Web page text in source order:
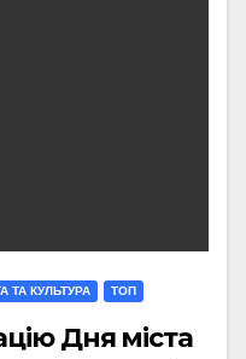
ТА КУЛЬТУРА ТОП
Дня міста